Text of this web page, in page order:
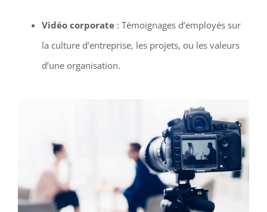
Vidéo corporate: Témoignages d’employés sur
la culture d’entreprise, les projets, ou les valeurs
d’une organisation.